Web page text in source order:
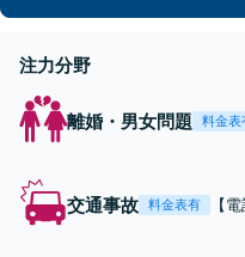
注力分野
離婚・男女問題 料金表
交通事故 料金表有
【